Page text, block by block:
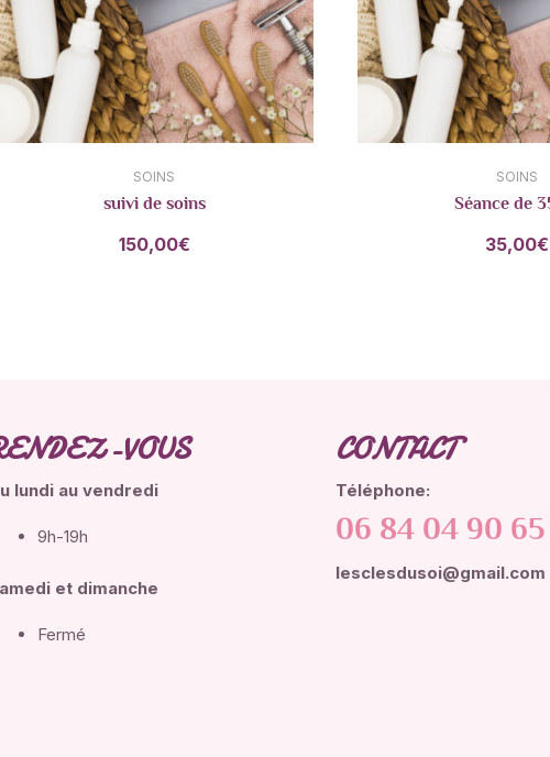
SOINS
suivi de soins
150,00€
SOINS
Séance de
35,00€
VOUS
lundi au vendredi
9h-19h
et dimanche
Fermé
CONTACT
Téléphone:
06 84 04 90 65
lesclesdusoi@gmail.com